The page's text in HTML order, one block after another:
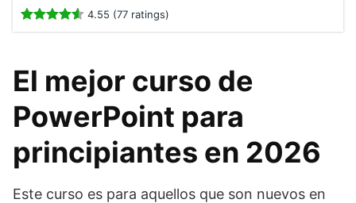
4.55 (77 ratings)
El mejor curso de
PowerPoint para
principiantes en 2026
Este curso es para aquellos que son nuevos en